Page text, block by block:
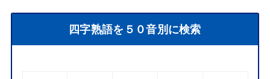
四字熟語を５０音別に検索